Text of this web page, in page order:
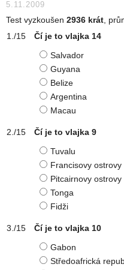
5.11.2009
Test vyzkoušen 2936 krát ,
Čí je to vlajka 14
Salvador
Guyana
Belize
Argentina
Macau
Čí je to vlajka 9
Tuvalu
Francisovy ostrovy
Pitcairnovy ostrovy
Tonga
Fidži
Čí je to vlajka 10
Gabon
Středoafrická